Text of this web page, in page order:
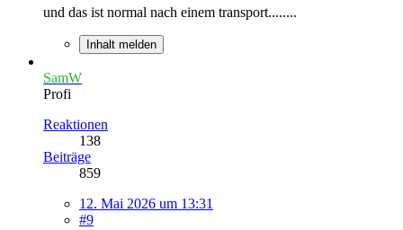
und das ist normal nach einem transport........
Inhalt melden
SamW
Profi
Reaktionen
138
Beiträge
859
12. Mai 2026 um 13:31
#9